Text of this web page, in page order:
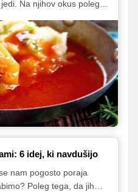
Na njihov okus poleg
v kateri se paprike
vam predstavljamo nekaj
omake, seznanili pa vas
ki jih morate pri tem
6 idej, ki navdušijo
nam pogosto poraja
Poleg tega, da jih